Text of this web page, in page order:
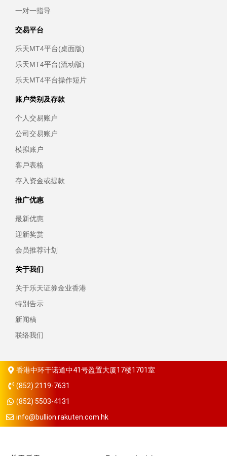
一对一指导
交易平台
乐天MT4平台(桌面版)
乐天MT4平台(流动版)
乐天MT4平台操作短片
账户类别及存款
个人交易账户
公司交易账户
模拟账户
客戶表格
存入资金或提款
推广优惠
最新优惠
迎新奖赏
会员推荐计划
关于我们
关于乐天证券金业香港
特別告示
新闻稿
联络我们
香港中环干诺道中41号盈置大厦17楼1701室
(852) 2119-7631
(852) 5503-4131
info@bullion.rakuten.com.hk